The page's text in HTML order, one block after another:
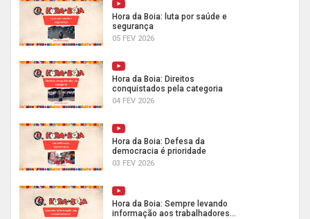
Hora da Boia: luta por saúde e
segurança
05 FEV 2026
Hora da Boia: Direitos
conquistados pela categoria
04 FEV 2026
Hora da Boia: Defesa da
democracia é prioridade
03 FEV 2026
Hora da Boia: Sempre levando
informação aos trabalhadores...